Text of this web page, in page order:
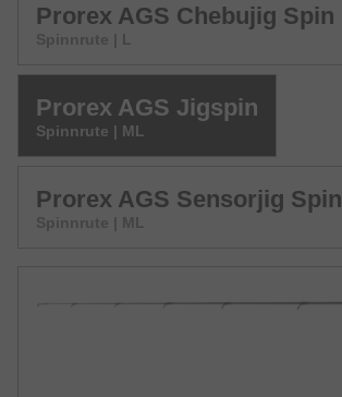
Prorex AGS Chebujig Spin
Spinnrute | L
Prorex AGS Jigspin
Spinnrute | ML
Prorex AGS Sensorjig Spin
Spinnrute | ML